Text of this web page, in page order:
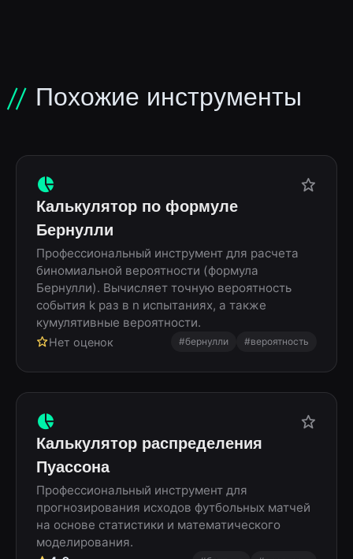
Похожие инструменты
Калькулятор по формуле
Бернулли
Профессиональный инструмент для расчета
биномиальной вероятности (формула
Бернулли). Вычисляет точную вероятность
события k раз в n испытаниях, а также
кумулятивные вероятности.
Нет оценок #бернулли #вероятность
Калькулятор распределения
Пуассона
Профессиональный инструмент для
прогнозирования исходов футбольных матчей
на основе статистики и математического
моделирования.